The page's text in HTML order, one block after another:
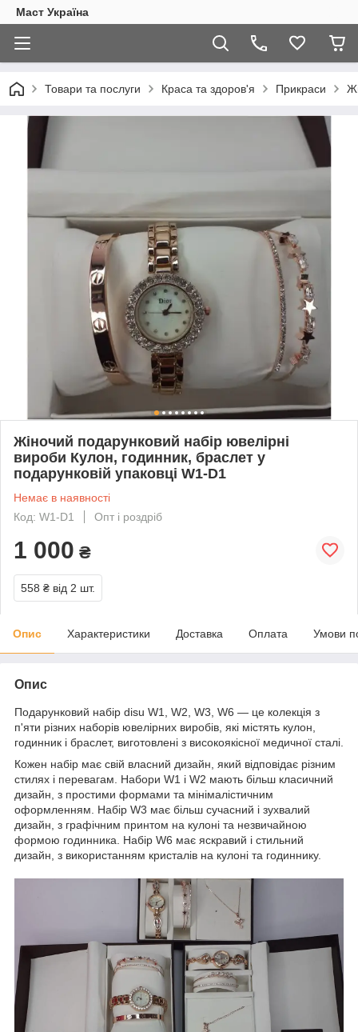
Маст Україна
Товари та послуги Краса та здоров'я Прикраси
Жіночий подарунковий набір ювелірні
вироби Кулон, годинник, браслет у
подарунковій упаковці W1-D1
Немає в наявності
Код: W1-D1
Опт і роздріб
1 000 ₴
558 ₴ від 2 шт.
Опис Характеристики Доставка Оплата Умови
Опис
Подарунковий набір disu W1, W2, W3, W6 — це колекція з
п'яти різних наборів ювелірних виробів, які містять кулон,
годинник і браслет, виготовлені з високоякісної медичної сталі.
Кожен набір має свій власний дизайн, який відповідає різним
стилях і перевагам. Набори W1 і W2 мають більш класичний
дизайн, з простими формами та мінімалістичним
оформленням. Набір W3 має більш сучасний і зухвалий
дизайн, з графічним принтом на кулоні та незвичайною
формою годинника. Набір W6 має яскравий і стильний
дизайн, з використанням кристалів на кулоні та годиннику.